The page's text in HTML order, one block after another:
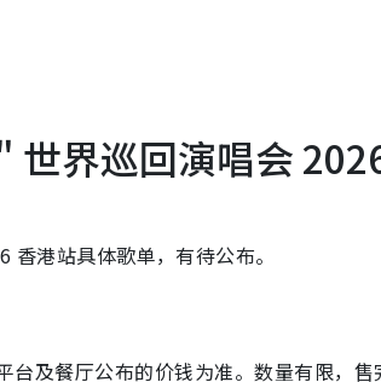
世界巡回演唱会
港站具体歌单，有待公布。
台及餐厅公布的价钱为准。数量有限，售